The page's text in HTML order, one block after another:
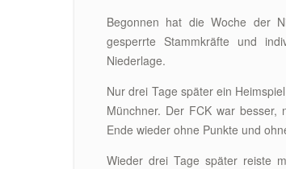
Begonnen hat die Woche der
gesperrte Stammkräfte und
Niederlage.
Nur drei Tage später ein
Münchner. Der FCK war
Ende wieder ohne Punkte und
Wieder drei Tage später reiste